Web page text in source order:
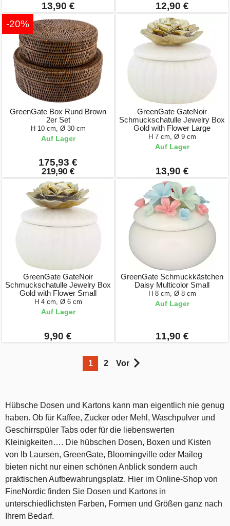
13,90 €
12,90 €
-20%
GreenGate Box Rund Brown
2er Set
H 10 cm, Ø 30 cm
Auf Lager
175,93 €
219,90 €
GreenGate GateNoir
Schmuckschatulle Jewelry Box
Gold with Flower Large
H 7 cm, Ø 9 cm
Auf Lager
13,90 €
GreenGate GateNoir
Schmuckschatulle Jewelry Box
Gold with Flower Small
H 4 cm, Ø 6 cm
Auf Lager
9,90 €
GreenGate Schmuckkästchen
Daisy Multicolor Small
H 8 cm, Ø 8 cm
Auf Lager
11,90 €
1 2 Vor
Hübsche Dosen und Kartons kann man eigentlich nie genug
haben. Ob für Kaffee, Zucker oder Mehl, Waschpulver und
Geschirrspüler Tabs oder für die liebenswerten
Kleinigkeiten…. Die hübschen Dosen, Boxen und Kisten
von Ib Laursen, GreenGate, Bloomingville oder Maileg
bieten nicht nur einen schönen Anblick sondern auch
praktischen Aufbewahrungsplatz. Hier im Online-Shop von
FineNordic finden Sie Dosen und Kartons in
unterschiedlichsten Farben, Formen und Größen ganz nach
Ihrem Bedarf.